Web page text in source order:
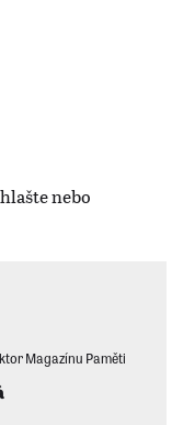
Magazínu Paměti